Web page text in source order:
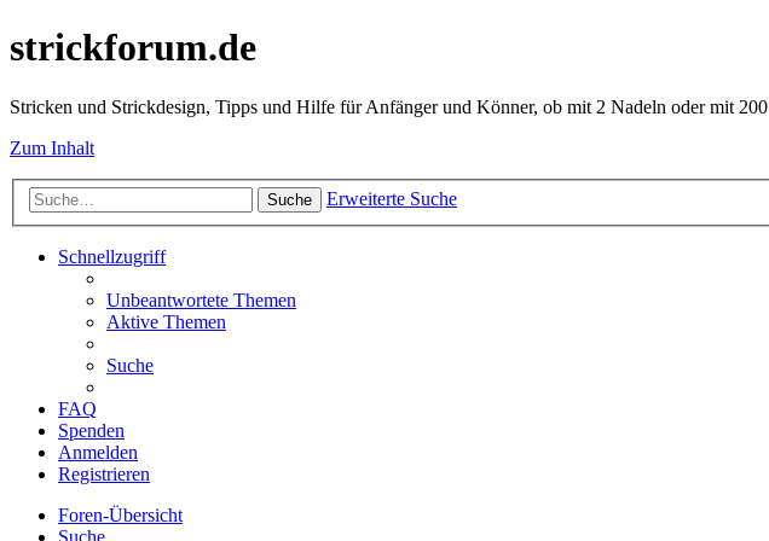
strickforum.de
Stricken und Strickdesign, Tipps und Hilfe für Anfänger und Könner, ob mit 2 Nadeln oder mit 200
Zum Inhalt
Suche Erweiterte Suche
Schnellzugriff
Unbeantwortete Themen
Aktive Themen
Suche
FAQ
Spenden
Anmelden
Registrieren
Foren-Übersicht